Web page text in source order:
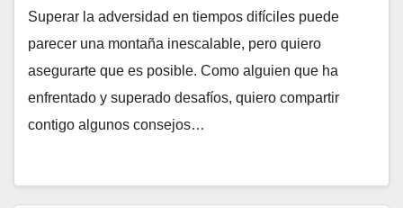
Superar la adversidad en tiempos difíciles puede
parecer una montaña inescalable, pero quiero
asegurarte que es posible. Como alguien que ha
enfrentado y superado desafíos, quiero compartir
contigo algunos consejos…